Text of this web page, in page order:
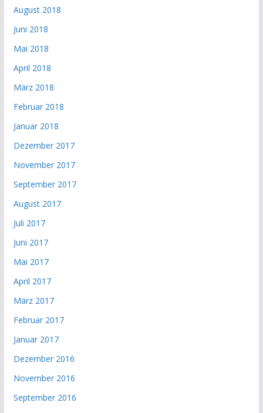
August 2018
Juni 2018
Mai 2018
April 2018
März 2018
Februar 2018
Januar 2018
Dezember 2017
November 2017
September 2017
August 2017
Juli 2017
Juni 2017
Mai 2017
April 2017
März 2017
Februar 2017
Januar 2017
Dezember 2016
November 2016
September 2016